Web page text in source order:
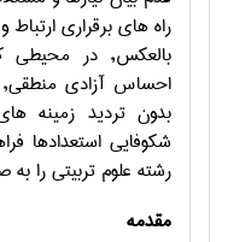
راه هاي برقراري
بالعکس, در
احساس آزادي منطقي,
بدون ترديد زمينه
شکوفايي استعدادها
رشته علوم تربیتی را
مقدمه